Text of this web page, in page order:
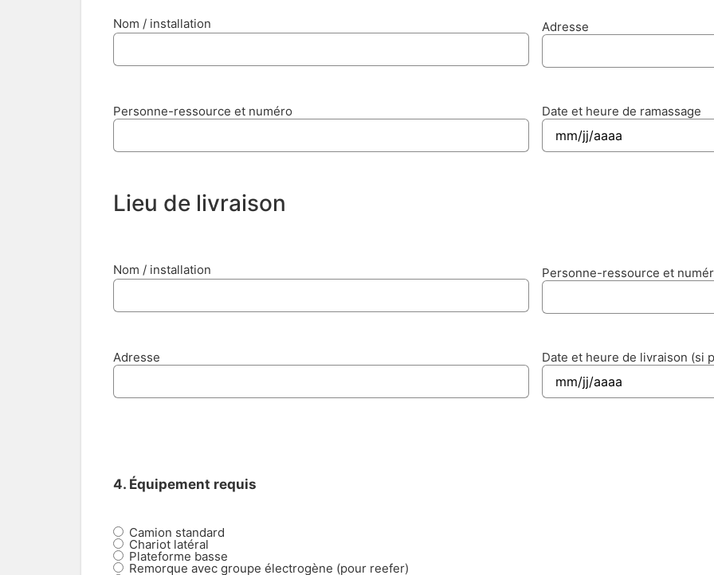
Nom / installation Adresse
Personne-ressource et numéro Date et heure de ramassage
Lieu de livraison
Nom / installation Personne-ressource et
Adresse Date et heure de livraison (si
4. Équipement requis
Camion standard
Chariot latéral
Plateforme basse
Remorque avec groupe électrogène (pour reefer)